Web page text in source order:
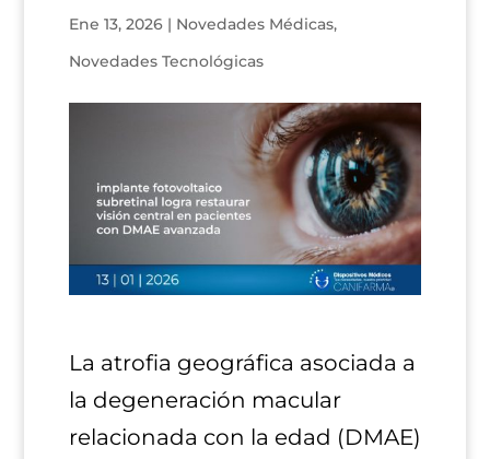
Ene 13, 2026| Novedades Médicas,
Novedades Tecnológicas
La atrofia geográfica asociada a
la degeneración macular
relacionada con la edad (DMAE)